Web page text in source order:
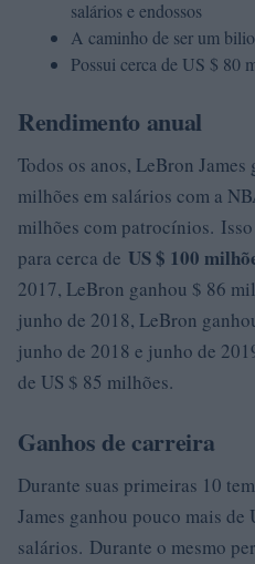
salários e endossos
A caminho de ser um
Possui cerca de US $ 80
Rendimento anual
Todos os anos, LeBron James
milhões em salários com a
milhões com patrocínios.
para cerca de US $ 100
2017, LeBron ganhou $ 86
junho de 2018, LeBron
junho de 2018 e junho de
de US $ 85 milhões.
Ganhos de carreira
Durante suas primeiras 10
James ganhou pouco mais de
salários. Durante o mesmo